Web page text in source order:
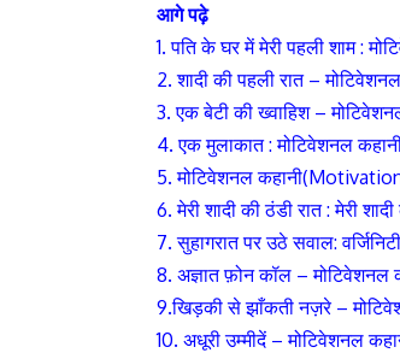
आगे पढ़े
1. पति के घर में मेरी पहली शाम :
2. शादी की पहली रात –
3. एक बेटी की ख्वाहिश –
4. एक मुलाकात : मोटिवेशनल
5. मोटिवेशनल
6. मेरी शादी की ठंडी रात : मेरी
7.सुहागरात पर उठे सवाल:
8. अज्ञात फ़ोन कॉल –
9.खिड़की से झाँकती नज़रे –
10. अधूरी उम्मीदें – मोटिवेशनल